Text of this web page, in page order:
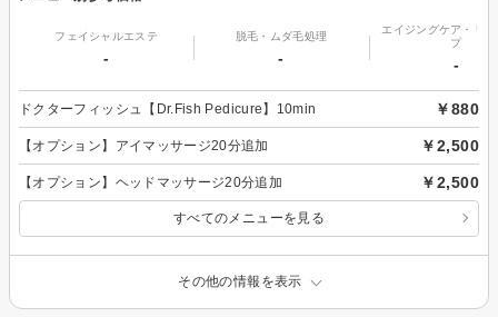
フェイシャルエステ
-
脱毛・ムダ毛処理
-
エイジングケア・リ
プ
-
ドクターフィッシュ【Dr.Fish Pedicure】10min ￥880
【オプション】アイマッサージ20分追加 ￥2,500
【オプション】ヘッドマッサージ20分追加 ￥2,500
すべてのメニューを見る
その他の情報を表示